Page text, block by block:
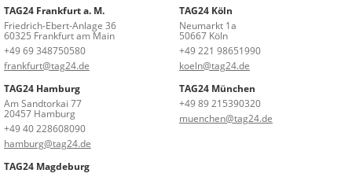
TAG24 Frankfurt a. M.
Friedrich-Ebert-Anlage 36
60325 Frankfurt am Main
+49 69 348750580
frankfurt@tag24.de
TAG24 Köln
Neumarkt 1a
50667 Köln
+49 221 98651990
koeln@tag24.de
TAG24 Hamburg
Am Sandtorkai 77
20457 Hamburg
+49 40 228608090
hamburg@tag24.de
TAG24 München
+49 89 215390320
muenchen@tag24.de
TAG24 Magdeburg